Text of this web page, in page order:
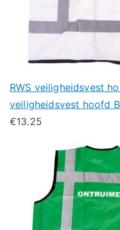
RWS veiligheidsvest
veiligheidsvest hoofd
€13.25